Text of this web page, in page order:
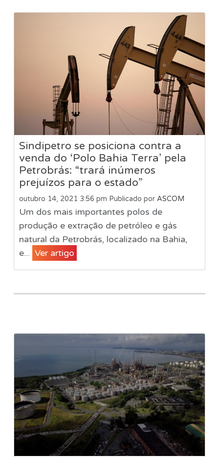
Sindipetro se posiciona contra a
venda do ‘Polo Bahia Terra’ pela
Petrobrás: “trará inúmeros
prejuízos para o estado”
outubro 14, 2021 3:56 pm Publicado por ASCOM
Um dos mais importantes polos de
produção e extração de petróleo e gás
natural da Petrobrás, localizado na Bahia,
e... Ver artigo